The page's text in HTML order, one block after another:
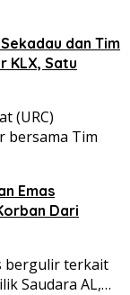
dan Tim
KLX, Satu
(URC)
bersama Tim
Emas
Dari
bergulir terkait
Saudara AL,…